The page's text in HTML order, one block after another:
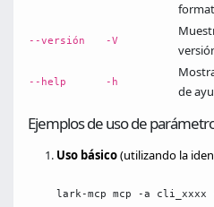
--versión -V
--help -h
de
Ejemplos de uso de
Uso básico(utilizando la
lark-mcp mcp -a cli_xxxx